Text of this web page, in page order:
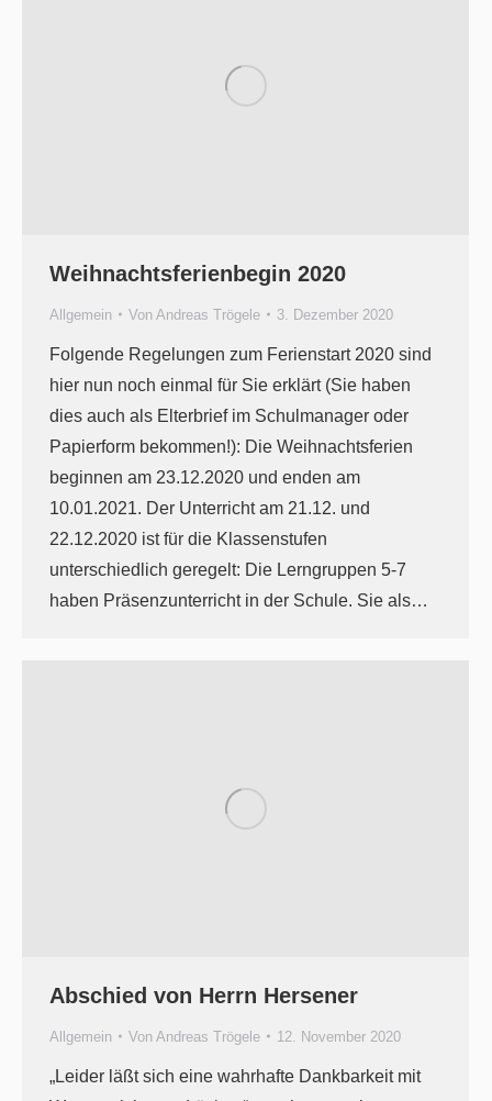
Weihnachtsferienbegin 2020
Allgemein Von Andreas Trögele 3. Dezember 2020
Folgende Regelungen zum Ferienstart 2020 sind
hier nun noch einmal für Sie erklärt (Sie haben
dies auch als Elterbrief im Schulmanager oder
Papierform bekommen!): Die Weihnachtsferien
beginnen am 23.12.2020 und enden am
10.01.2021. Der Unterricht am 21.12. und
22.12.2020 ist für die Klassenstufen
unterschiedlich geregelt: Die Lerngruppen 5-7
haben Präsenzunterricht in der Schule. Sie als…
Abschied von Herrn Hersener
Allgemein Von Andreas Trögele 12. November 2020
„Leider läßt sich eine wahrhafte Dankbarkeit mit